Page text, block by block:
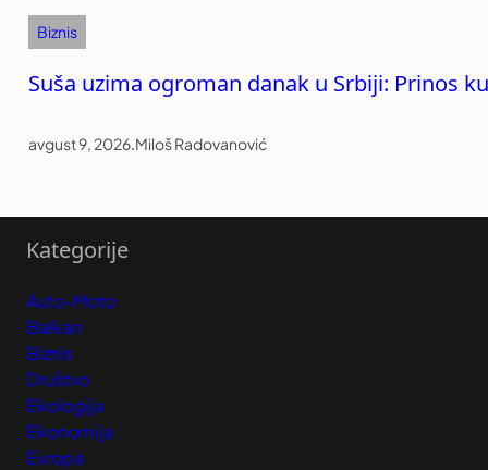
Biznis
Suša uzima ogroman danak u Srbiji: Prinos
avgust 9, 2026.Miloš Radovanović
Kategorije
Auto-Moto
Balkan
Biznis
Društvo
Ekologija
Ekonomija
Evropa